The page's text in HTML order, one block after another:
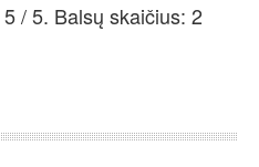
5/ 5. Balsų skaičius: 2